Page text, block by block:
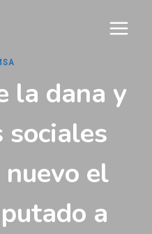
la dana y
sociales
el
a